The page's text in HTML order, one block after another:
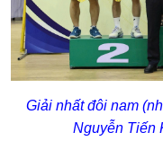
Giải nhất đôi nam
Nguyễn Tiến